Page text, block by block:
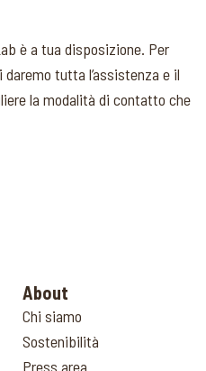
è a tua disposizione. Per
tutta l’assistenza e il
la modalità di contatto che
About
Chi siamo
Sostenibilità
Press area